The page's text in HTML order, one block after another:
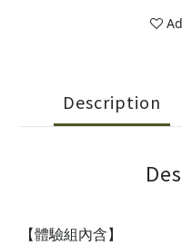
Description
【體驗組內含】